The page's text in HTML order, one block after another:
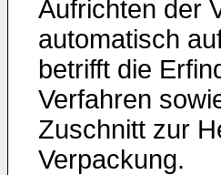
Aufrichten der
automatisch
betrifft die
Verfahren
Zuschnitt zur
Verpackung.